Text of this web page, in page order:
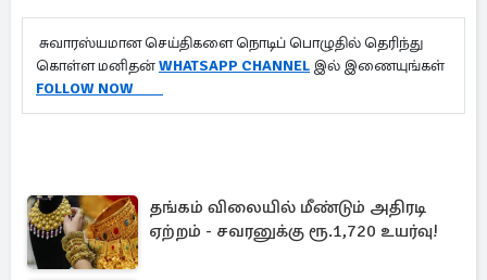
சுவாரஸ்யமான செய்திகளை நொடிப் பொழுதில் தெரிந்து
கொள்ள மனிதன்WHATSAPP CHANNEL இல் இணையுங்கள்
FOLLOW NOW
தங்கம் விலையில் மீண்டும் அதிரடி
ஏற்றம் - சவரனுக்கு ரூ.1,720 உயர்வு!